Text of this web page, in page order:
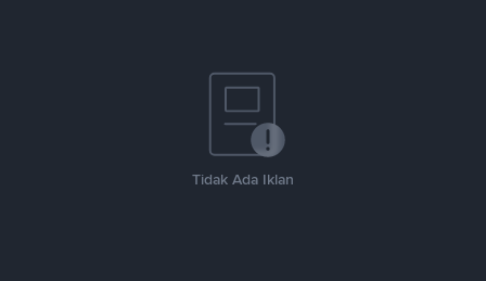
Tidak Ada Iklan